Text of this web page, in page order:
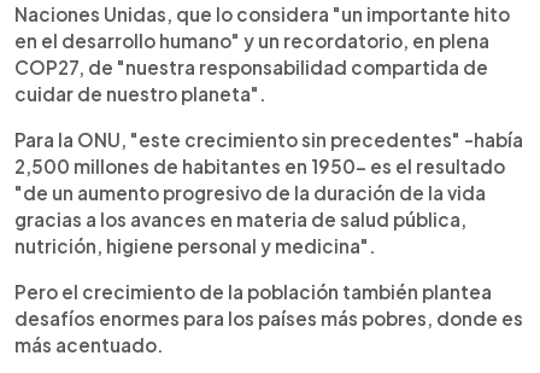
Naciones Unidas, que lo considera "un importante hito
en el desarrollo humano" y un recordatorio, en plena
COP27, de "nuestra responsabilidad compartida de
cuidar de nuestro planeta".
Para la ONU, "este crecimiento sin precedentes" -había
2,500 millones de habitantes en 1950- es el resultado
"de un aumento progresivo de la duración de la vida
gracias a los avances en materia de salud pública,
nutrición, higiene personal y medicina".
Pero el crecimiento de la población también plantea
desafíos enormes para los países más pobres, donde es
más acentuado.